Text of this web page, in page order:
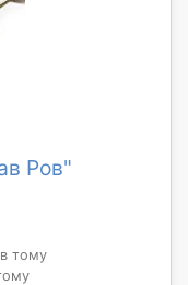
Ров"
тому